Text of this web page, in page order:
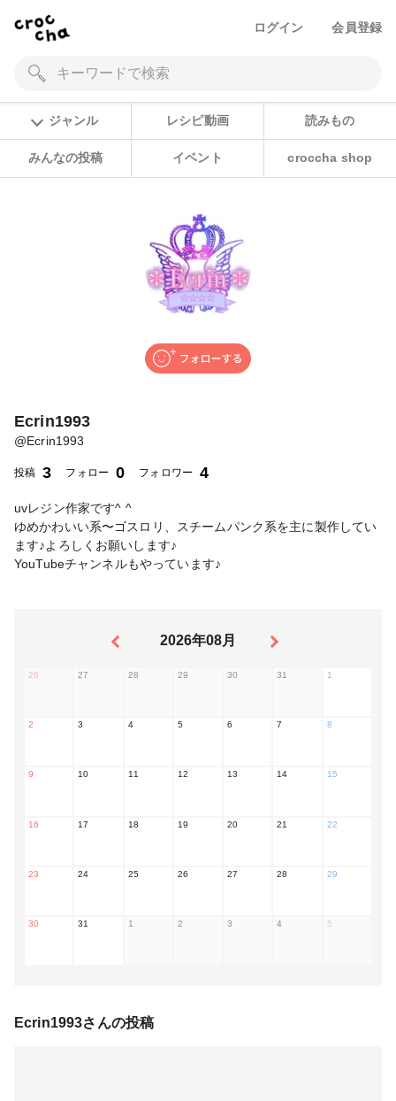
ログイン 会員登録
ジャンル レシピ動画 読みもの
みんなの投稿 イベント croccha shop
Ecrin1993
@Ecrin1993
投稿 3 フォロー 0 フォロワー 4
uvレジン作家です^ ^
ゆめかわいい系〜ゴスロリ、スチームパンク系を主に製作してい
ます♪よろしくお願いします♪
YouTubeチャンネルもやっています♪
2026年08月
26 27 28 29 30 31 1
2 3 4 5 6 7 8
9 10 11 12 13 14 15
16 17 18 19 20 21 22
23 24 25 26 27 28 29
30 31 1 2 3 4 5
Ecrin1993さんの投稿